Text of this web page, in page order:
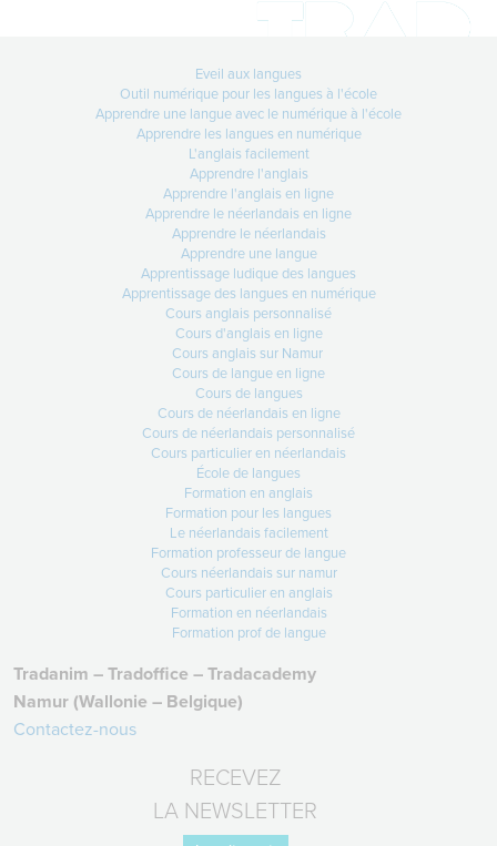
17-04-2026
Media training politique
Faire face aux médias, en politique,
est
Lire +
14-04-2026
28 à 52% en 3 semaines !
31-03-2026
1er avril : votre activité d’éveil aux
langues
Demain… vos élèves vont vivre
quelque chose de
Eveil aux langues
Outil numérique pour les langues à l'école
Apprendre une langue avec le numérique à l'école
Apprendre les langues en numérique
L'anglais facilement
Apprendre l'anglais
Apprendre l'anglais en ligne
Apprendre le néerlandais en ligne
Apprendre le néerlandais
Apprendre une langue
Apprentissage ludique des langues
Apprentissage des langues en numérique
Cours anglais personnalisé
Cours d'anglais en ligne
Cours anglais sur Namur
Cours de langue en ligne
Cours de langues
Cours de néerlandais en ligne
Cours de néerlandais personnalisé
Cours particulier en néerlandais
École de langues
Formation en anglais
Formation pour les langues
Le néerlandais facilement
Formation professeur de langue
Cours néerlandais sur namur
Cours particulier en anglais
Formation en néerlandais
Formation prof de langue
Tradanim – Tradoffice – Tradacademy
Namur (Wallonie – Belgique)
Contactez-nous
RECEVEZ
LA NEWSLETTER